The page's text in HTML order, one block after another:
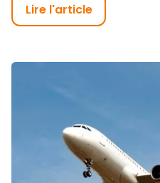
Lire l'article